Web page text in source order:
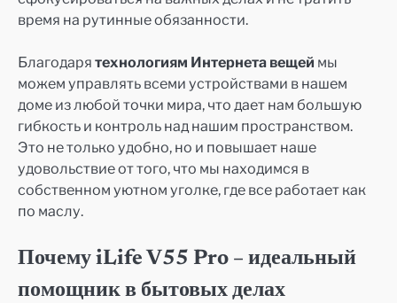
время на рутинные обязанности.
Благодаря технологиям Интернета вещей мы
можем управлять всеми устройствами в нашем
доме из любой точки мира, что дает нам большую
гибкость и контроль над нашим пространством.
Это не только удобно, но и повышает наше
удовольствие от того, что мы находимся в
собственном уютном уголке, где все работает как
по маслу.
Почему iLife V55 Pro – идеальный
помощник в бытовых делах